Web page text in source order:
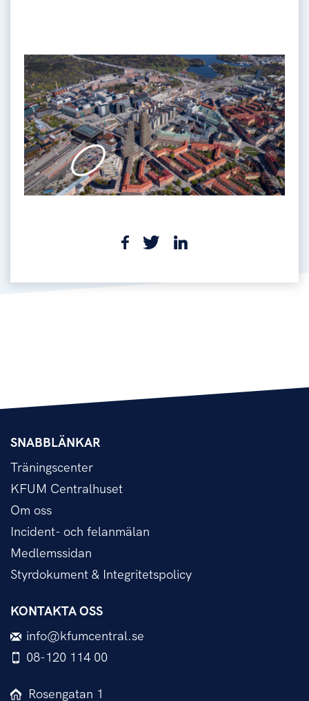
SNABBLÄNKAR
Träningscenter
KFUM Centralhuset
Om oss
Incident- och felanmälan
Medlemssidan
Styrdokument & Integritetspolicy
KONTAKTA OSS
info@kfumcentral.se
08-120 114 00
Rosengatan 1